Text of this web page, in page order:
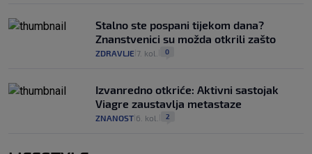
Stalno ste pospani tijekom dana?
Znanstvenici su možda otkrili zašto
ZDRAVLJE 7. kol. 0
Izvanredno otkriće: Aktivni sastojak
Viagre zaustavlja metastaze
ZNANOST 6. kol. 2